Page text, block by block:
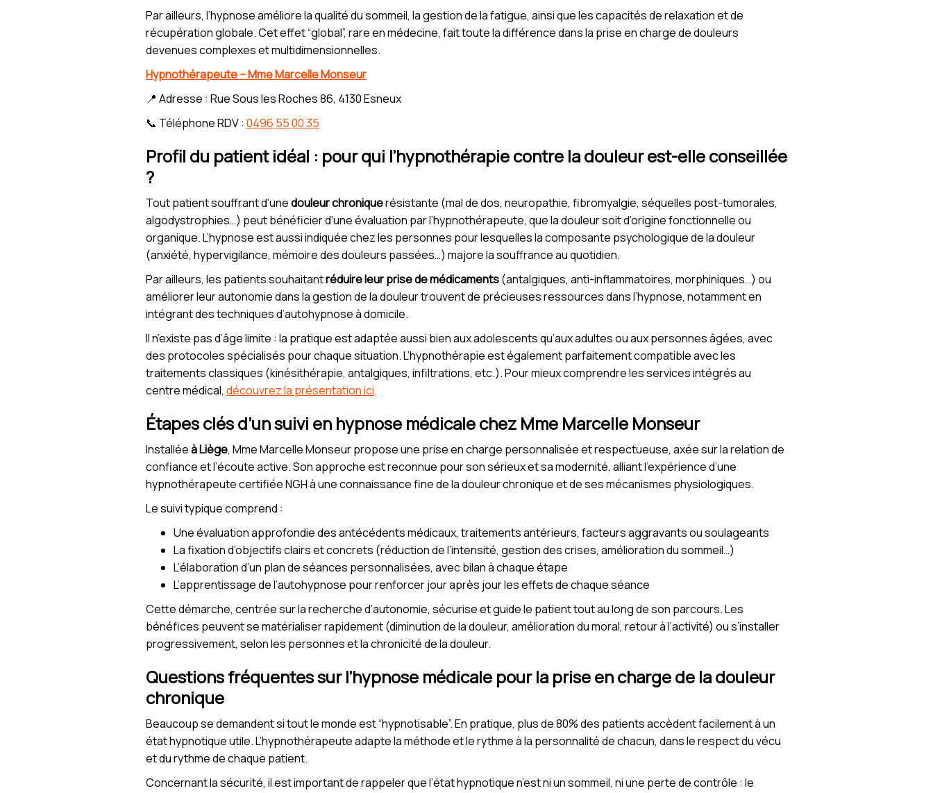
Par ailleurs, l’hypnose améliore la qualité du sommeil, la gestion de la fatigue, ainsi que les capacités de relaxation et de
récupération globale. Cet effet “global”, rare en médecine, fait toute la différence dans la prise en charge de douleurs
devenues complexes et multidimensionnelles.
Hypnothérapeute – Mme Marcelle Monseur
📍 Adresse : Rue Sous les Roches 86, 4130 Esneux
📞 Téléphone RDV : 0496 55 00 35
Profil du patient idéal : pour qui l’hypnothérapie contre la douleur est-elle conseillée
?
Tout patient souffrant d’unedouleur chroniquerésistante (mal de dos, neuropathie, fibromyalgie, séquelles post-tumorales,
algodystrophies…) peut bénéficier d’une évaluation par l’hypnothérapeute, que la douleur soit d’origine fonctionnelle ou
organique. L’hypnose est aussi indiquée chez les personnes pour lesquelles la composante psychologique de la douleur
(anxiété, hypervigilance, mémoire des douleurs passées…) majore la souffrance au quotidien.
Par ailleurs, les patients souhaitantréduire leur prise de médicaments(antalgiques, anti-inflammatoires, morphiniques…) ou
améliorer leur autonomie dans la gestion de la douleur trouvent de précieuses ressources dans l’hypnose, notamment en
intégrant des techniques d’autohypnose à domicile.
Il n’existe pas d’âge limite : la pratique est adaptée aussi bien aux adolescents qu’aux adultes ou aux personnes âgées, avec
des protocoles spécialisés pour chaque situation. L’hypnothérapie est également parfaitement compatible avec les
traitements classiques (kinésithérapie, antalgiques, infiltrations, etc.). Pour mieux comprendre les services intégrés au
centre médical, découvrez la présentation ici.
Étapes clés d’un suivi en hypnose médicale chez Mme Marcelle Monseur
Installéeà Liège, Mme Marcelle Monseur propose une prise en charge personnalisée et respectueuse, axée sur la relation de
confiance et l’écoute active. Son approche est reconnue pour son sérieux et sa modernité, alliant l’expérience d’une
hypnothérapeute certifiée NGH à une connaissance fine de la douleur chronique et de ses mécanismes physiologiques.
Le suivi typique comprend :
Une évaluation approfondie des antécédents médicaux, traitements antérieurs, facteurs aggravants ou soulageants
La fixation d’objectifs clairs et concrets (réduction de l’intensité, gestion des crises, amélioration du sommeil…)
L’élaboration d’un plan de séances personnalisées, avec bilan à chaque étape
L’apprentissage de l’autohypnose pour renforcer jour après jour les effets de chaque séance
Cette démarche, centrée sur la recherche d’autonomie, sécurise et guide le patient tout au long de son parcours. Les
bénéfices peuvent se matérialiser rapidement (diminution de la douleur, amélioration du moral, retour à l’activité) ou s’installer
progressivement, selon les personnes et la chronicité de la douleur.
Questions fréquentes sur l’hypnose médicale pour la prise en charge de la douleur
chronique
Beaucoup se demandent si tout le monde est “hypnotisable”. En pratique, plus de 80% des patients accèdent facilement à un
état hypnotique utile. L’hypnothérapeute adapte la méthode et le rythme à la personnalité de chacun, dans le respect du vécu
et du rythme de chaque patient.
Concernant la sécurité, il est important de rappeler que l’état hypnotique n’est ni un sommeil, ni une perte de contrôle : le